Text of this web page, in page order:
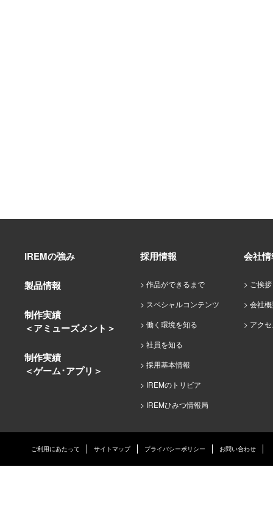
IREMの強み
製品情報
制作実績
＜アミューズメント＞
制作実績
＜ゲーム･アプリ＞
採用情報
作品ができるまで
スペシャルコンテンツ
働く環境を知る
社員を知る
採用基本情報
IREMのトリビア
IREMひみつ情報局
会社
ご挨拶
会社
アク
ご利用にあたって サイトマップ プライバシーポリシー お問い合わせ